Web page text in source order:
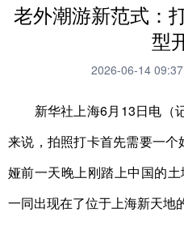
首页 学习进行时
房产 体育
信息 廉政
老外潮游新范式：
型
2026-06-14
新华社上海6月13日电（记
来说，拍照打卡首先需要一个
娅前一天晚上刚踏上中国的
一同出现在了位于上海新天地